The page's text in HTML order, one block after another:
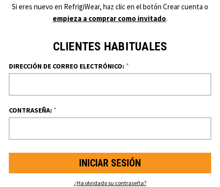
Si eres nuevo en RefrigiWear, haz clic en el botón Crear cuenta o
empieza a comprar como invitado.
CLIENTES HABITUALES
DIRECCIÓN DE CORREO ELECTRÓNICO: *
CONTRASEÑA: *
¿Ha olvidado su contraseña?